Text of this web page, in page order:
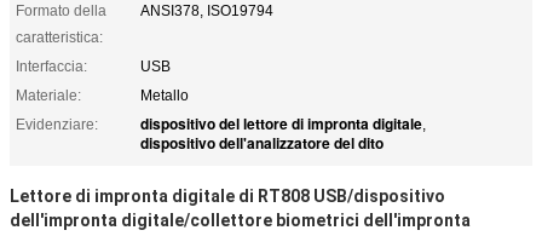
Formato della
caratteristica:
ANSI378, ISO19794
Interfaccia:
USB
Materiale:
Metallo
Evidenziare:
dispositivo del lettore di impronta digitale,
dispositivo dell'analizzatore del dito
Lettore di impronta digitale di RT808 USB/dispositivo
dell'impronta digitale/collettore biometrici dell'impronta